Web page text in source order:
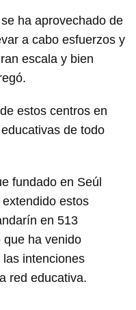
ha aprovechado de
a cabo esfuerzos y
escala y bien
estos centros en
de todo
fundado en Seúl
estos
en 513
ha venido
intenciones
red educativa.